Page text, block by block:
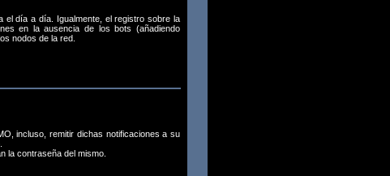
el día a día. Igualmente, el registro sobre la
en la ausencia de los bots (añadiendo
nodos de la red.
incluso, remitir dichas notificaciones a su
la contraseña del mismo.